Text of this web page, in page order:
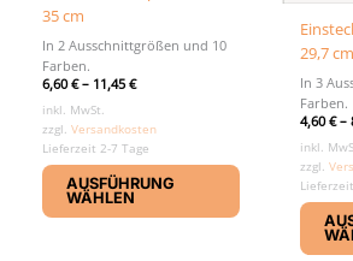
35 cm
In 2 Ausschnittgrößen und 10
Farben.
6,60€– 11,45€
inkl. MwSt.
zzgl.Versandkosten
Lieferzeit 2-7 Tage
AUSFÜHRUNG
WÄHLEN
Dieses
weist
29,7 cm
In 3
Farben.
4,60€–
inkl.
zzgl.